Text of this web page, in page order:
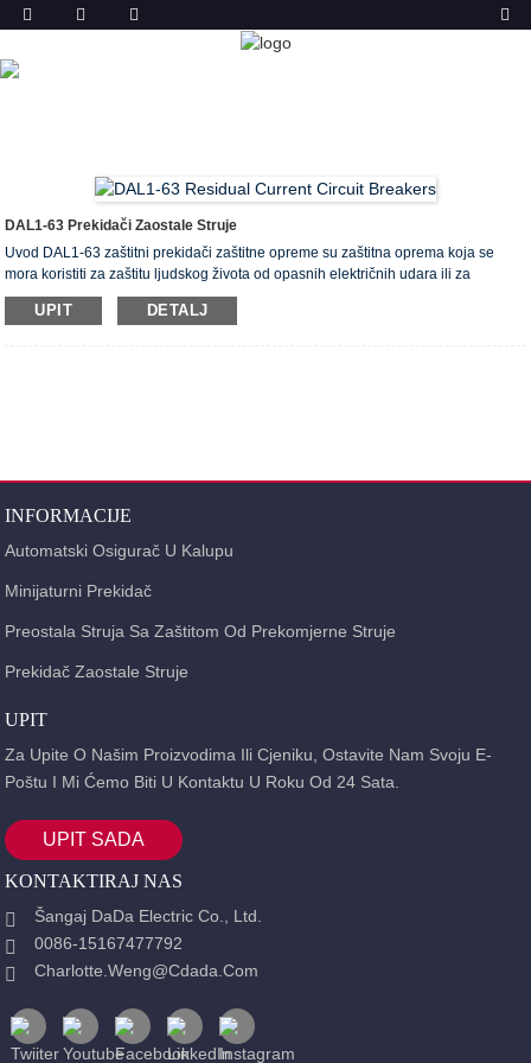
PROIZVODA
DAL1-63 Prekidači Zaostale Struje
Uvod DAL1-63 zaštitni prekidači zaštitne opreme su zaštitna oprema koja se
mora koristiti za zaštitu ljudskog života od opasnih električnih udara ili za
sprečavanje požara koji nastaju zbog izolacijskih grešaka, čime se unaprijed
otkrivaju izolacijske pogreške u postrojenju. Sigma zaštitni prekidači proizvedeni
UPIT DETALJ
INFORMACIJE
Automatski Osigurač U Kalupu
Minijaturni Prekidač
Preostala Struja Sa Zaštitom Od Prekomjerne Struje
Prekidač Zaostale Struje
UPIT
Za Upite O Našim Proizvodima Ili Cjeniku, Ostavite Nam Svoju E-
Poštu I Mi Ćemo Biti U Kontaktu U Roku Od 24 Sata.
UPIT SADA
KONTAKTIRAJ NAS
Šangaj DaDa Electric Co., Ltd.
0086-15167477792
Charlotte.weng@cdada.com